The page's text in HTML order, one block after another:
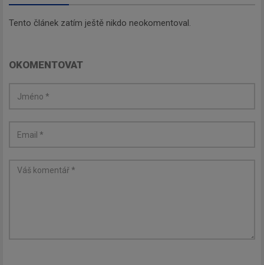
Tento článek zatím ještě nikdo neokomentoval.
OKOMENTOVAT